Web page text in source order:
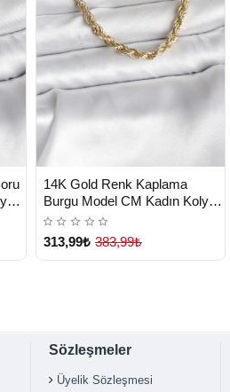
-
TESLİMAT
14K Gold Renk Kaplama
Burgu Model CM Kadın Kolye -
Lisinya
313,99₺ 383,99₺
Sözleşmeler
Üyelik Sözleşmesi